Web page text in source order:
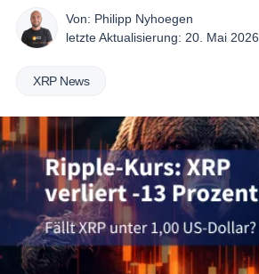
Von: Philipp Nyhoegen
letzte Aktualisierung: 20. Mai 2026
XRP News